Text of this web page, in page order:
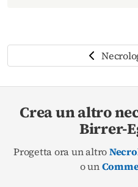
Crea un altro
Birrer-
Progetta ora un altro
o un